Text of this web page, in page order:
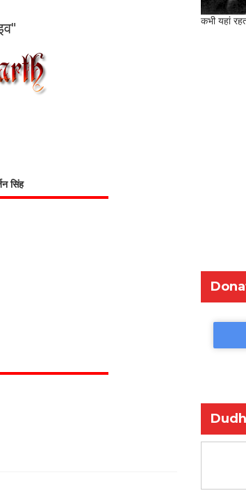
सिंह
कभी यहां